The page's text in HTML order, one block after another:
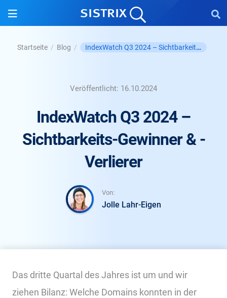
Startseite / Blog / IndexWatch Q3 2024 – Sichtbarkeits-Gewinner & ...
Veröffentlicht: 16.10.2024
IndexWatch Q3 2024 –
Sichtbarkeits-Gewinner & -
Verlierer
Von:
Jolle Lahr-Eigen
Das dritte Quartal des Jahres ist um und wir
ziehen Bilanz: Welche Domains konnten in der